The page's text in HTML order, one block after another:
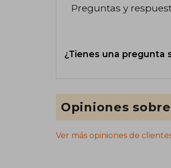
Preguntas y
¿Tienes una pregunta
Opiniones
Ver más opiniones de